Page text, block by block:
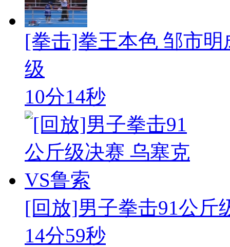
[拳击]拳王本色 邹市
级
10分14秒
[回放]男子拳击91公斤
14分59秒